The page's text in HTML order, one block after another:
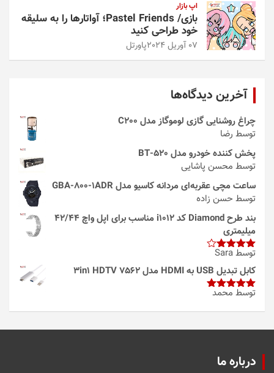
اپ بازار
بازی/ Pastel Friends؛ آواتارها را به سلیقه
خود طراحی کنید
07 آوریل 2024 پاورتل
آخرین دیدگاه‌ها
چراغ روشنایی گازی لوموگاز مدل C200
توسط رضا
پخش کننده خودرو مدل 520-BT
توسط محسن پاشایی
ساعت مچی عقربه‌ای مردانه کاسیو مدل GBA-800-1ADR
توسط حسن زاده
بند طرح Diamond کد i1012 مناسب برای اپل واچ 42/44
میلیمتری
امتیاز4
از 5
توسط Sara
کابل تبدیل USB به HDMI مدل 3in1 HDTV 7562
امتیاز5از
توسط محمد
درباره ما